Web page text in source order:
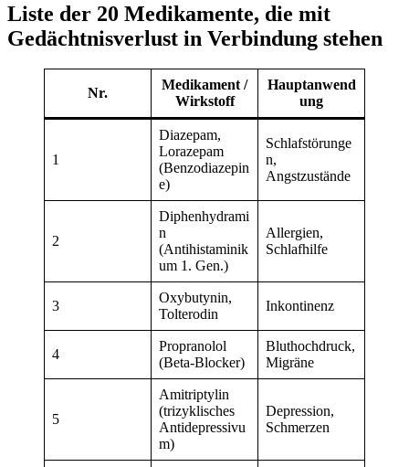
Liste der 20 Medikamente, die mit
Gedächtnisverlust in Verbindung stehen
Nr.
Medikament /
Wirkstoff
Hauptanwend
ung
1
Diazepam,
Lorazepam
(Benzodiazepin
e)
Schlafstörunge
n,
Angstzustände
2
Diphenhydrami
n
(Antihistaminik
um 1. Gen.)
Allergien,
Schlafhilfe
3
Oxybutynin,
Tolterodin
Inkontinenz
4
Propranolol
(Beta-Blocker)
Bluthochdruck,
Migräne
5
Amitriptylin
(trizyklisches
Antidepressivu
m)
Depression,
Schmerzen